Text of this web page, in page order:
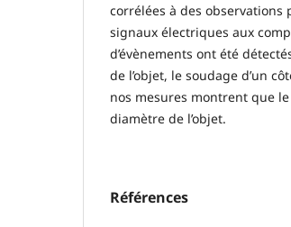
corrélées à des observations
signaux électriques aux
d’évènements ont été
de l’objet, le soudage d’un
nos mesures montrent que
diamètre de l’objet.
Références